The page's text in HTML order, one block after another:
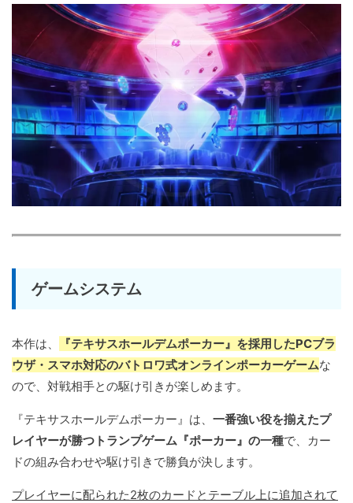
ゲームシステム
本作は、
『テキサスホールデムポーカー』を採用したPCブラ
ウザ・スマホ対応のバトロワ式オンラインポーカーゲームな
ので、対戦相手との駆け引きが楽しめます。
『テキサスホールデムポーカー』は、 一番強い役を揃えたプ
レイヤーが勝つトランプゲーム『ポーカー』の一種で、カー
ドの組み合わせや駆け引きで勝負が決します。
プレイヤーに配られた2枚のカードとテーブル上に追加されて